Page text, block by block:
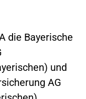
die Bayerische
und
AG